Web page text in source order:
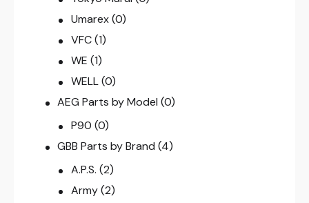
Umarex (0)
VFC (1)
WE (1)
WELL (0)
AEG Parts by Model (0)
P90 (0)
GBB Parts by Brand (4)
A.P.S. (2)
Army (2)